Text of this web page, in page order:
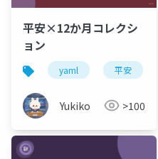
平安×12か月コレクシ
ョン
yaml 平安
Yukiko >100